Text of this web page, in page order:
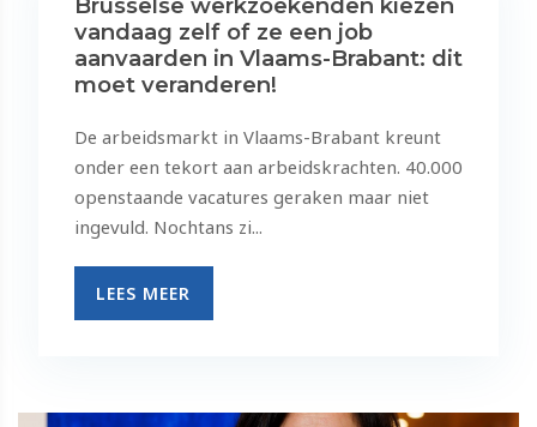
Brusselse werkzoekenden kiezen
vandaag zelf of ze een job
aanvaarden in Vlaams-Brabant: dit
moet veranderen!
De arbeidsmarkt in Vlaams-Brabant kreunt
onder een tekort aan arbeidskrachten. 40.000
openstaande vacatures geraken maar niet
ingevuld. Nochtans zi...
LEES MEER